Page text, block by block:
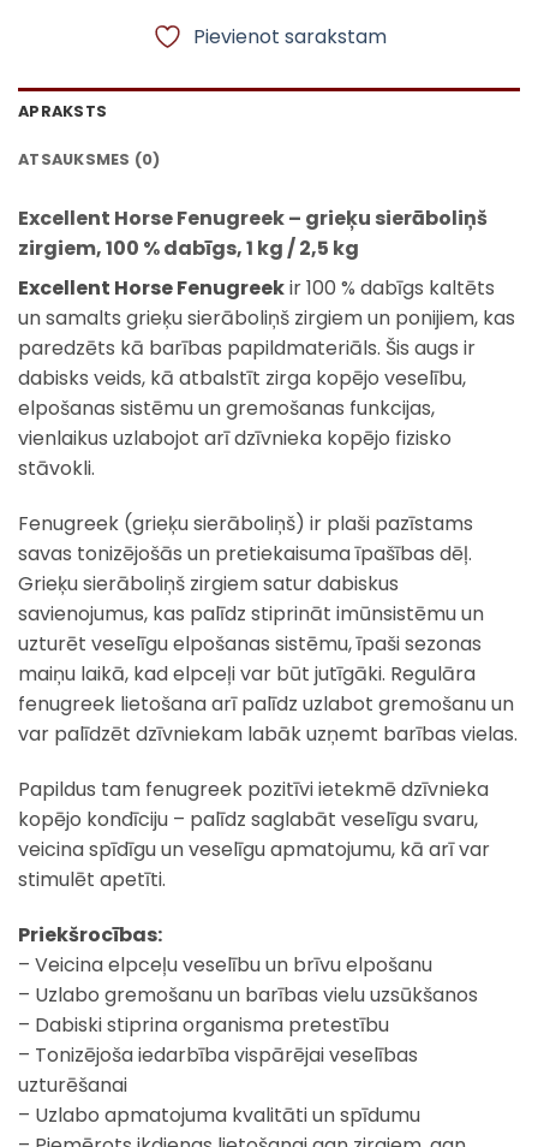
Pievienot sarakstam
APRAKSTS
ATSAUKSMES (0)
Excellent Horse Fenugreek – grieķu sierāboliņš
zirgiem, 100 % dabīgs, 1 kg / 2,5 kg
Excellent Horse Fenugreekir 100 % dabīgs kaltēts
un samalts grieķu sierāboliņš zirgiem un ponijiem, kas
paredzēts kā barības papildmateriāls. Šis augs ir
dabisks veids, kā atbalstīt zirga kopējo veselību,
elpošanas sistēmu un gremošanas funkcijas,
vienlaikus uzlabojot arī dzīvnieka kopējo fizisko
stāvokli.
Fenugreek (grieķu sierāboliņš) ir plaši pazīstams
savas tonizējošās un pretiekaisuma īpašības dēļ.
Grieķu sierāboliņš zirgiem satur dabiskus
savienojumus, kas palīdz stiprināt imūnsistēmu un
uzturēt veselīgu elpošanas sistēmu, īpaši sezonas
maiņu laikā, kad elpceļi var būt jutīgāki. Regulāra
fenugreek lietošana arī palīdz uzlabot gremošanu un
var palīdzēt dzīvniekam labāk uzņemt barības vielas.
Papildus tam fenugreek pozitīvi ietekmē dzīvnieka
kopējo kondīciju – palīdz saglabāt veselīgu svaru,
veicina spīdīgu un veselīgu apmatojumu, kā arī var
stimulēt apetīti.
Priekšrocības:
– Veicina elpceļu veselību un brīvu elpošanu
– Uzlabo gremošanu un barības vielu uzsūkšanos
– Dabiski stiprina organisma pretestību
– Tonizējoša iedarbība vispārējai veselības
uzturēšanai
– Uzlabo apmatojuma kvalitāti un spīdumu